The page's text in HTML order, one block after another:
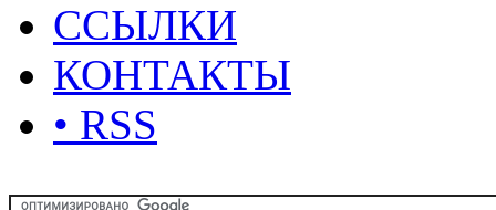
ССЫЛКИ
КОНТАКТЫ
• RSS